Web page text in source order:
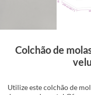
Colchão de
Utilize este colchão de